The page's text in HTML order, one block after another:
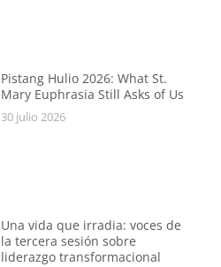
Pistang Hulio 2026: What St.
Mary Euphrasia Still Asks of Us
30 julio 2026
Una vida que irradia: voces de
la tercera sesión sobre
liderazgo transformacional